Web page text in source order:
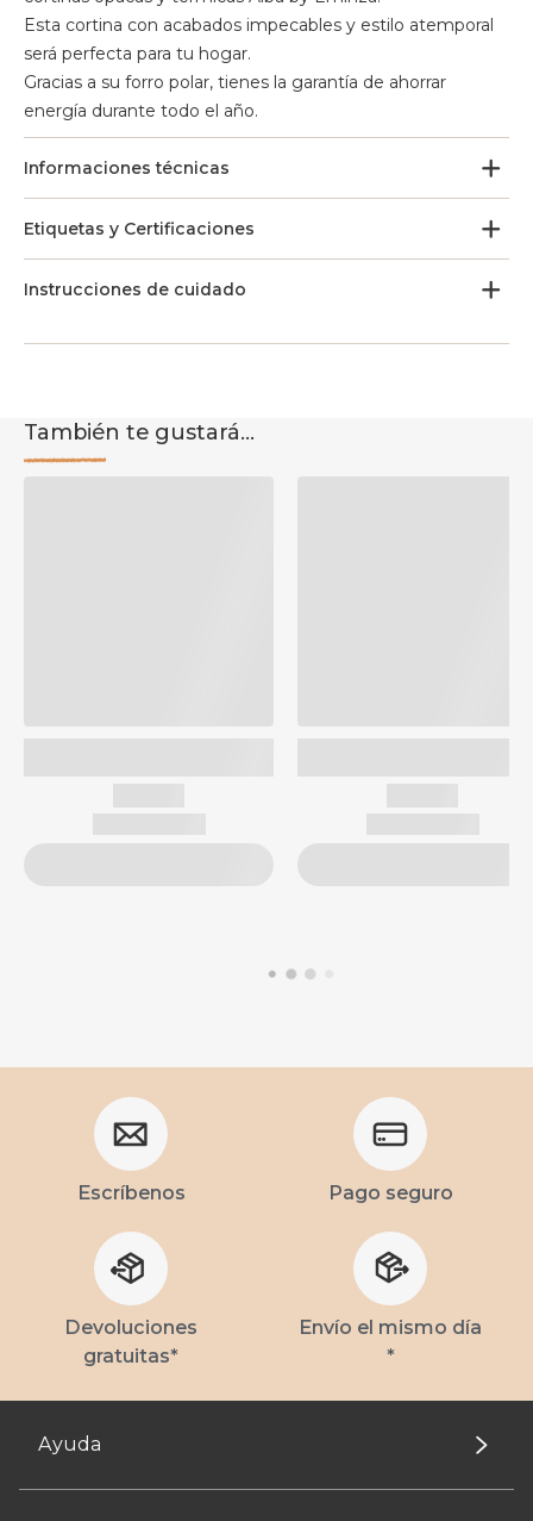
Esta cortina con acabados impecables y estilo atemporal
será perfecta para tu hogar.
Gracias a su forro polar, tienes la garantía de ahorrar
energía durante todo el año.
Informaciones técnicas
Etiquetas y Certificaciones
Instrucciones de cuidado
También te gustará...
Escríbenos Pago seguro
Devoluciones
gratuitas*
Envío el mismo día
*
Ayuda